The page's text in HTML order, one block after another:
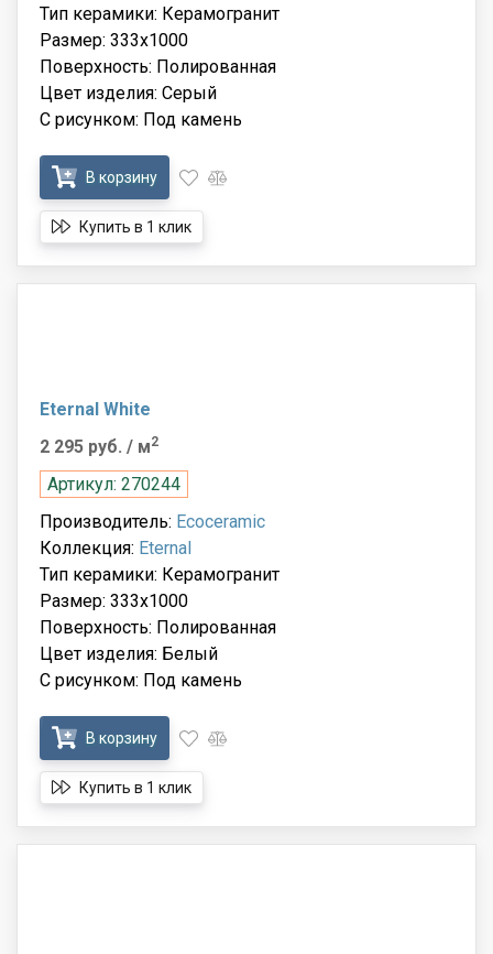
Тип керамики: Керамогранит
Размер: 333x1000
Поверхность: Полированная
Цвет изделия: Серый
С рисунком: Под камень
В корзину
Купить в 1 клик
Eternal White
2 295 руб. / м2
Артикул: 270244
Производитель: Ecoceramic
Коллекция: Eternal
Тип керамики: Керамогранит
Размер: 333x1000
Поверхность: Полированная
Цвет изделия: Белый
С рисунком: Под камень
В корзину
Купить в 1 клик